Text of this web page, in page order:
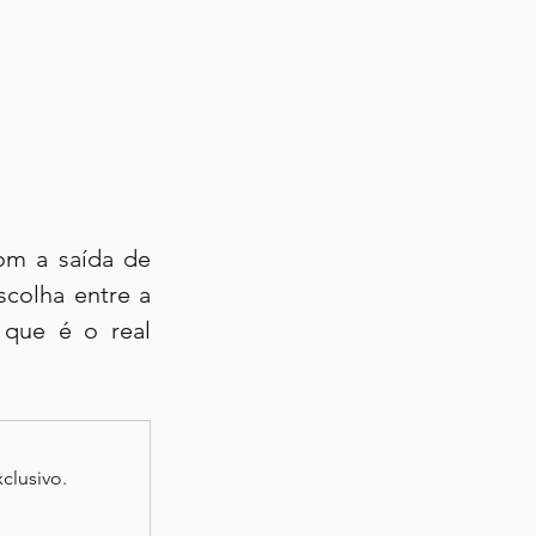
a saída de
entre a
que é o real